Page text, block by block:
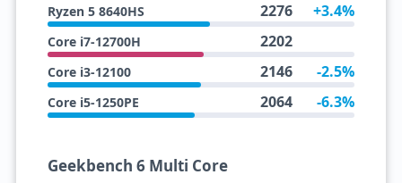
Ryzen 5 8640HS 2276 +3.4%
Core i7-12700H 2202
Core i3-12100 2146 -2.5%
Core i5-1250PE 2064 -6.3%
Geekbench 6 Multi Core